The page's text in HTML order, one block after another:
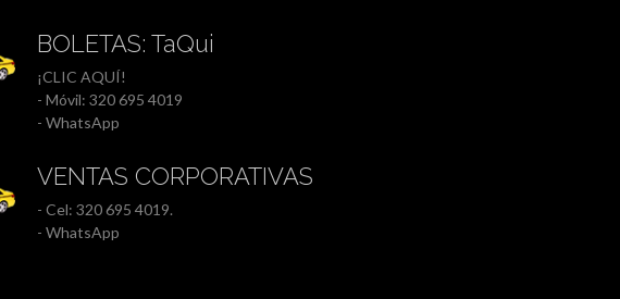
BOLETAS: TaQui
¡CLIC AQUÍ!
- Móvil: 320 695 4019
- WhatsApp
VENTAS CORPORATIVAS
- Cel: 320 695 4019.
- WhatsApp